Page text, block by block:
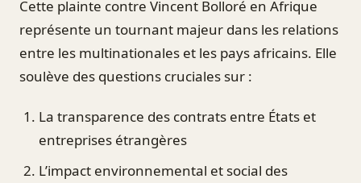
Cette plainte contre Vincent Bolloré en Afrique
représente un tournant majeur dans les relations
entre les multinationales et les pays africains. Elle
soulève des questions cruciales sur :
La transparence des contrats entre États et
entreprises étrangères
L’impact environnemental et social des